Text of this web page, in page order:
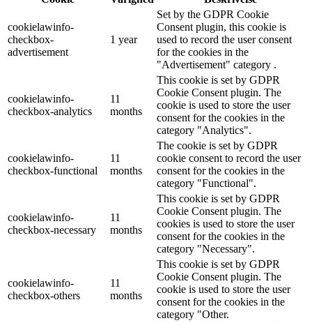
cookielawinfo-
checkbox-
advertisement
1 year
Set by the GDPR Cookie
Consent plugin, this cookie is
used to record the user consent
for the cookies in the
"Advertisement" category .
cookielawinfo-
checkbox-analytics
11
months
This cookie is set by GDPR
Cookie Consent plugin. The
cookie is used to store the user
consent for the cookies in the
category "Analytics".
cookielawinfo-
checkbox-functional
11
months
The cookie is set by GDPR
cookie consent to record the user
consent for the cookies in the
category "Functional".
cookielawinfo-
checkbox-necessary
11
months
This cookie is set by GDPR
Cookie Consent plugin. The
cookies is used to store the user
consent for the cookies in the
category "Necessary".
cookielawinfo-
checkbox-others
11
months
This cookie is set by GDPR
Cookie Consent plugin. The
cookie is used to store the user
consent for the cookies in the
category "Other.